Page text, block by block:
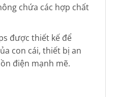
chứa các hợp chất
được thiết kế để
con cái, thiết bị an
điện mạnh mẽ.